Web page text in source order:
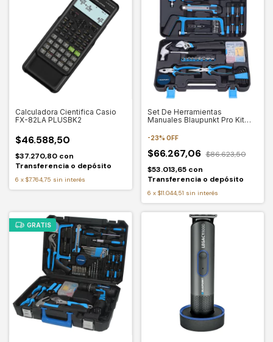
Calculadora Cientifica Casio
FX-82LA PLUSBK2
$46.588,50
$37.270,80 con
Transferencia o depósito
6 x $7.764,75 sin interés
Set De Herramientas
Manuales Blaupunkt Pro Kit
-23% OFF
$66.267,06 $86.623,50
$53.013,65 con
Transferencia o depósito
6 x $11.044,51 sin interés
GRATIS